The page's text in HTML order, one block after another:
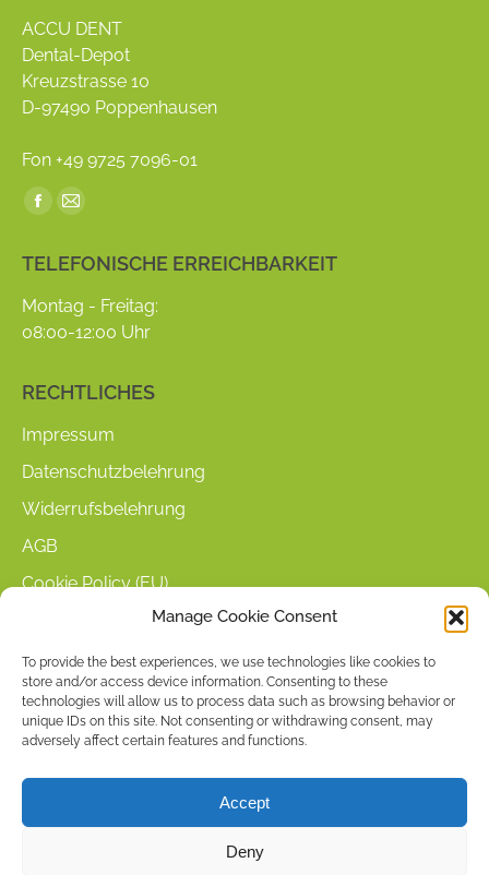
Manage Cookie Consent
To provide the best experiences, we use technologies like cookies to
store and/or access device information. Consenting to these
technologies will allow us to process data such as browsing behavior or
unique IDs on this site. Not consenting or withdrawing consent, may
adversely affect certain features and functions.
Accept
Deny
ACCU DENT
Dental-Depot
Kreuzstrasse 10
D-97490 Poppenhausen
Fon +49 9725 7096-01
Find us on:
Facebook
opens
in
new
Mail
opens
in
new
TELEFONISCHE ERREICHBARKEIT
Montag - Freitag:
08:00-12:00 Uhr
RECHTLICHES
Impressum
Datenschutzbelehrung
Widerrufsbelehrung
AGB
Cookie Policy (EU)
Mein Konto
Warenkorb
Zahlungsarten